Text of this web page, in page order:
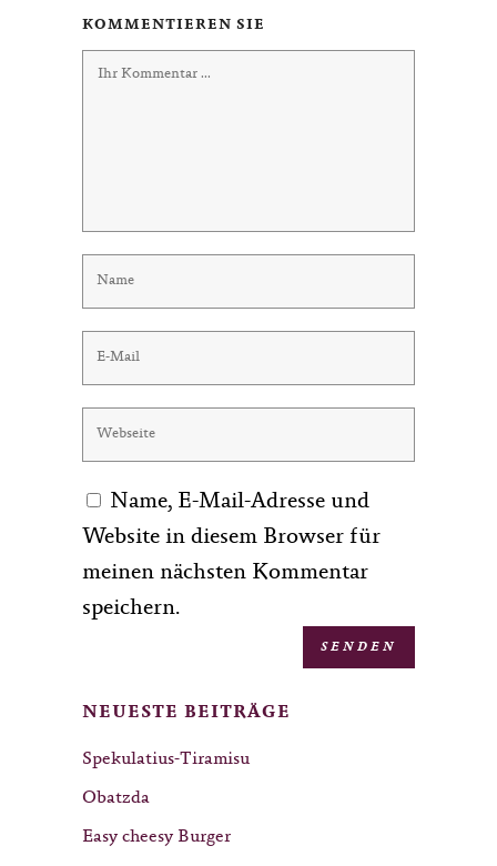
KOMMENTIEREN SIE
Name, E-Mail-Adresse und
Website in diesem Browser für
meinen nächsten Kommentar
speichern.
NEUESTE BEITRÄGE
Spekulatius-Tiramisu
Obatzda
Easy cheesy Burger